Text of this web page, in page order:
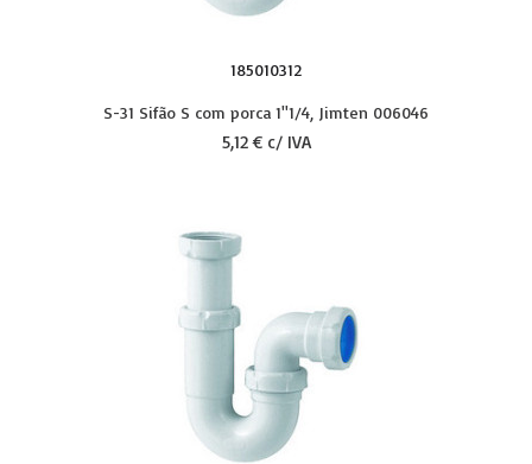
185010312
S-31 Sifão S com porca 1''1/4, Jimten 006046
5,12 € c/ IVA